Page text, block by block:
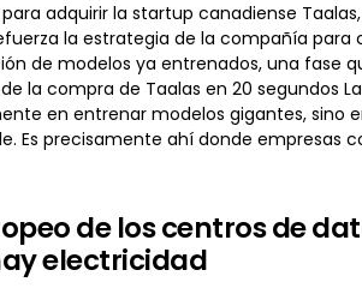
adquirir la startup canadiense
la estrategia de la compañía
de modelos ya entrenados, una fase
la compra de Taalas en 20 segundos
en entrenar modelos gigantes,
Es precisamente ahí donde empresas
de los centros de
electricidad